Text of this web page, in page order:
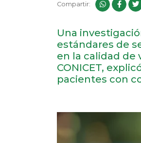
Compartir:
Una
estándares de
en la calidad de
CONICET,
pacientes con